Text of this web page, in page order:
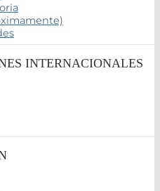
INTERNACIONALES